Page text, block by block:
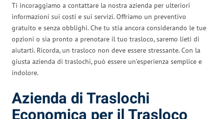
Ti incoraggiamo a contattare la nostra azienda per ulteriori
informazioni sui costi e sui servizi. Offriamo un preventivo
gratuito e senza obblighi. Che tu stia ancora considerando le tue
opzioni o sia pronto a prenotare il tuo trasloco, saremo lieti di
aiutarti. Ricorda, un trasloco non deve essere stressante. Con la
giusta azienda di traslochi, può essere un’esperienza semplice e
indolore.
Azienda di Traslochi